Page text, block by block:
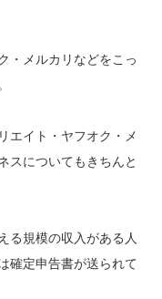
・メルカリなどをこっ
エイト・ヤフオク・メ
スについてもきちんと
る規模の収入がある人
確定申告書が送られて